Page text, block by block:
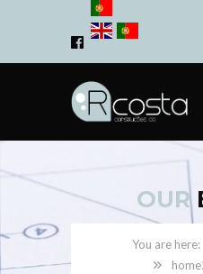
OUR